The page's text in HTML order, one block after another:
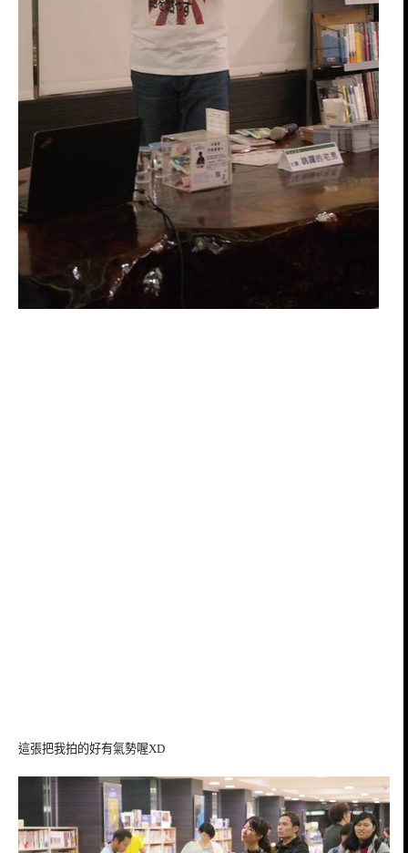
這張把我拍的好有氣勢喔XD